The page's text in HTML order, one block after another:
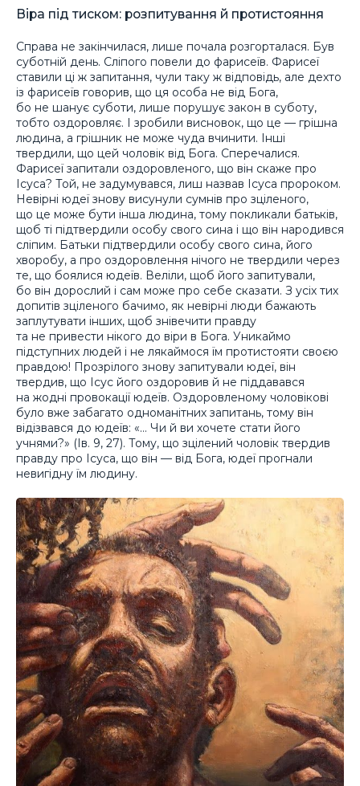
Віра під тиском: розпитування й протистояння
Справа не закінчилася, лише почала розгорталася. Був
суботній день. Сліпого повели до фарисеїв. Фарисеї
ставили ці ж запитання, чули таку ж відповідь, але дехто
із фарисеїв говорив, що ця особа не від Бога,
бо не шанує суботи, лише порушує закон в суботу,
тобто оздоровляє. І зробили висновок, що це — грішна
людина, а грішник не може чуда вчинити. Інші
твердили, що цей чоловік від Бога. Сперечалися.
Фарисеї запитали оздоровленого, що він скаже про
Ісуса? Той, не задумувався, лиш назвав Ісуса пророком.
Невірні юдеї знову висунули сумнів про зціленого,
що це може бути інша людина, тому покликали батьків,
щоб ті підтвердили особу свого сина і що він народився
сліпим. Батьки підтвердили особу свого сина, його
хворобу, а про оздоровлення нічого не твердили через
те, що боялися юдеїв. Веліли, щоб його запитували,
бо він дорослий і сам може про себе сказати. З усіх тих
допитів зціленого бачимо, як невірні люди бажають
заплутувати інших, щоб знівечити правду
та не привести нікого до віри в Бога. Уникаймо
підступних людей і не лякаймося їм протистояти своєю
правдою! Прозрілого знову запитували юдеї, він
твердив, що Ісус його оздоровив й не піддавався
на жодні провокації юдеїв. Оздоровленому чоловікові
було вже забагато одноманітних запитань, тому він
відізвався до юдеїв: «… Чи й ви хочете стати його
учнями?» (Ів. 9, 27). Тому, що зцілений чоловік твердив
правду про Ісуса, що він — від Бога, юдеї прогнали
невигідну їм людину.